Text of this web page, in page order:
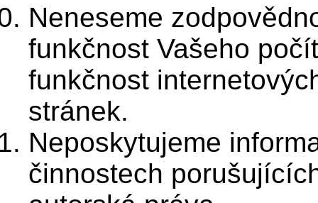
Neneseme
funkčnost Vašeho
funkčnost
stránek.
Neposkytujeme
činnostech